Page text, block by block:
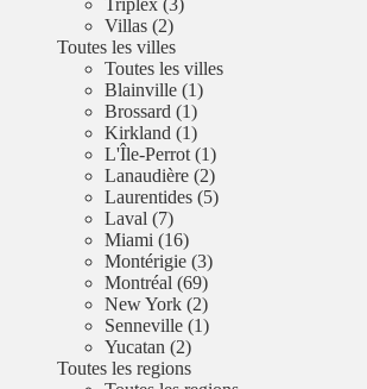
Triplex (3)
Villas (2)
Toutes les villes
Toutes les villes
Blainville (1)
Brossard (1)
Kirkland (1)
L'Île-Perrot (1)
Lanaudière (2)
Laurentides (5)
Laval (7)
Miami (16)
Montérigie (3)
Montréal (69)
New York (2)
Senneville (1)
Yucatan (2)
Toutes les regions